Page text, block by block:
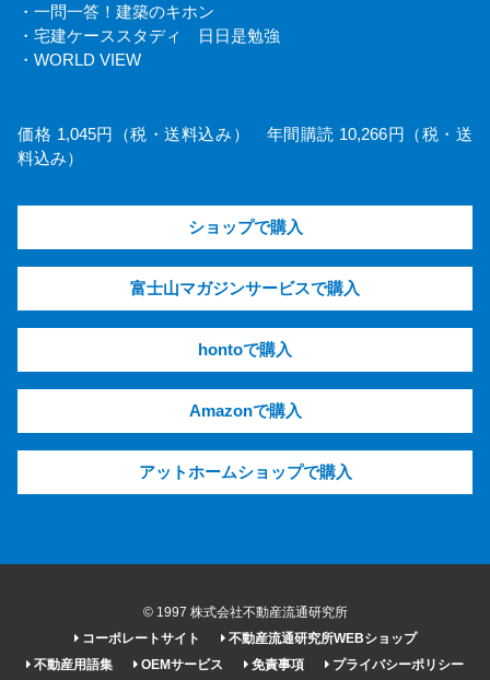
・一問一答！建築のキホン
・宅建ケーススタディ 日日是勉強
・WORLD VIEW
価格 1,045円（税・送料込み） 年間購読 10,266円（税・送
料込み）
ショップで購入
富士山マガジンサービスで購入
hontoで購入
Amazonで購入
アットホームショップで購入
© 1997 株式会社不動産流通研究所
コーポレートサイト
不動産流通研究所WEBショップ
不動産用語集
OEMサービス 免責事項 プライバシーポリシー